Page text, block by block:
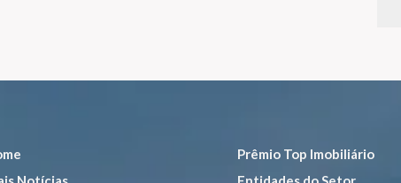
Prêmio Top Imobiliário